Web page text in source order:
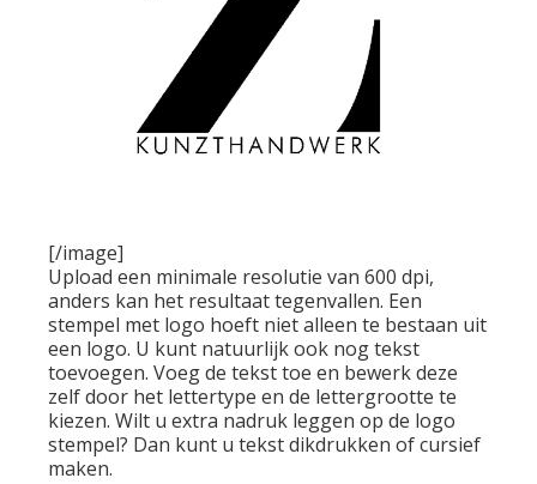
[/image]
Upload een minimale resolutie van 600 dpi,
anders kan het resultaat tegenvallen. Een
stempel met logo hoeft niet alleen te bestaan uit
een logo. U kunt natuurlijk ook nog tekst
toevoegen. Voeg de tekst toe en bewerk deze
zelf door het lettertype en de lettergrootte te
kiezen. Wilt u extra nadruk leggen op de logo
stempel? Dan kunt u tekst dikdrukken of cursief
maken.